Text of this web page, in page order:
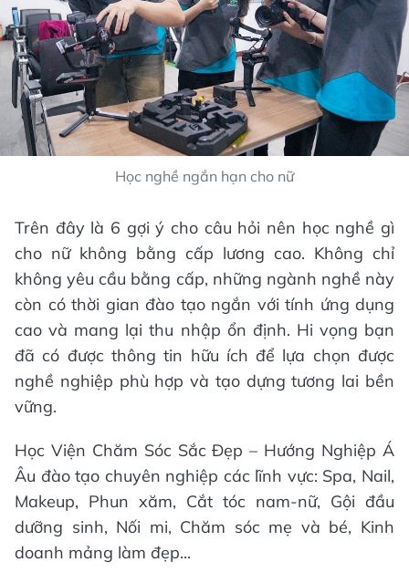
Học nghề ngắn hạn cho nữ
Trên đây là 6 gợi ý cho câu hỏi nên học nghề gì
cho nữ không bằng cấp lương cao. Không chỉ
không yêu cầu bằng cấp, những ngành nghề này
còn có thời gian đào tạo ngắn với tính ứng dụng
cao và mang lại thu nhập ổn định. Hi vọng bạn
đã có được thông tin hữu ích để lựa chọn được
nghề nghiệp phù hợp và tạo dựng tương lai bền
vững.
Học Viện Chăm Sóc Sắc Đẹp – Hướng Nghiệp Á
Âu đào tạo chuyên nghiệp các lĩnh vực: Spa, Nail,
Makeup, Phun xăm, Cắt tóc nam-nữ, Gội đầu
dưỡng sinh, Nối mi, Chăm sóc mẹ và bé, Kinh
doanh mảng làm đẹp...